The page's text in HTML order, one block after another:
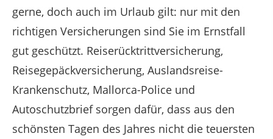
gerne, doch auch im Urlaub gilt: nur mit den
richtigen Versicherungen sind Sie im Ernstfall
gut geschützt. Reiserücktrittversicherung,
Reisegepäckversicherung, Auslandsreise-
Krankenschutz, Mallorca-Police und
Autoschutzbrief sorgen dafür, dass aus den
schönsten Tagen des Jahres nicht die teuersten